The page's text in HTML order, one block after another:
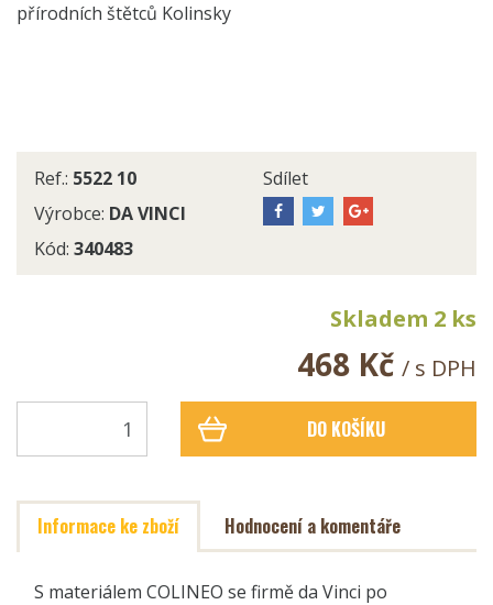
přírodních štětců Kolinsky
Ref.: 5522 10
Výrobce: DA VINCI
Kód: 340483
Sdílet
Skladem 2 ks
468 Kč / s DPH
DO KOŠÍKU
Informace ke zboží Hodnocení a komentáře
S materiálem COLINEO se firmě da Vinci po